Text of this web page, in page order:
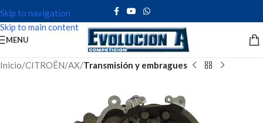
Skip to navigation
Skip to main content
MENU
Inicio CITROËN AX Transmisión y embragues